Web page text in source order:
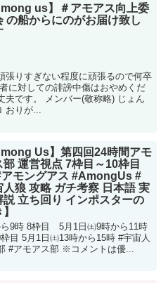
us】＃アモアス向上委
の船からにのがお届け致し
張りすぎない程度に頑張るので何卒
に対しての誹謗中傷はおやめくだ
夫です。 メンバー(敬称略) じょん
おりが...
Us】第四回24時間アモ
部 運営視点 7枠目～10枠目
アモングアス #AmongUs #
人狼 攻略 ガチ考察 日本語 実
説 立ち回り インポスターの
9時 8枠目 5月1日㈯9時から11時
目 5月1日㈯13時から15時 #宇宙人
#アモアス部 ※コメントは優...